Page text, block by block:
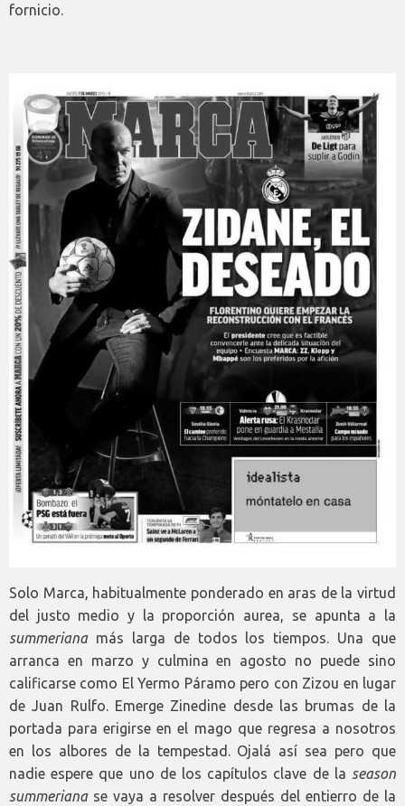
fornicio.
Solo Marca, habitualmente ponderado en aras de la virtud
del justo medio y la proporción aurea, se apunta a la
summeriana más larga de todos los tiempos. Una que
arranca en marzo y culmina en agosto no puede sino
calificarse como El Yermo Páramo pero con Zizou en lugar
de Juan Rulfo. Emerge Zinedine desde las brumas de la
portada para erigirse en el mago que regresa a nosotros
en los albores de la tempestad. Ojalá así sea pero que
nadie espere que uno de los capítulos clave de la season
summeriana se vaya a resolver después del entierro de la